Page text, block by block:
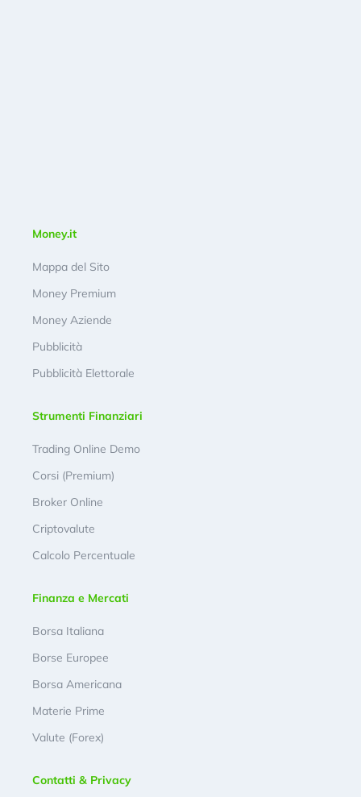
Money.it
Mappa del Sito
Money Premium
Money Aziende
Pubblicità
Pubblicità Elettorale
Strumenti Finanziari
Trading Online Demo
Corsi (Premium)
Broker Online
Criptovalute
Calcolo Percentuale
Finanza e Mercati
Borsa Italiana
Borse Europee
Borsa Americana
Materie Prime
Valute (Forex)
Contatti & Privacy